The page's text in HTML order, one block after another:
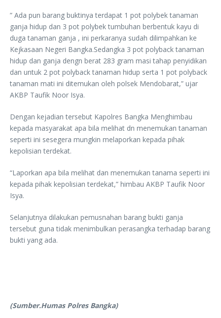
” Ada pun barang buktinya terdapat 1 pot polybek tanaman
ganja hidup dan 3 pot polybek tumbuhan berbentuk kayu di
duga tanaman ganja , ini perkaranya sudah dilimpahkan ke
Kejkasaan Negeri Bangka.Sedangka 3 pot polyback tanaman
hidup dan ganja dengn berat 283 gram masi tahap penyidikan
dan untuk 2 pot polyback tanaman hidup serta 1 pot polyback
tanaman mati ini ditemukan oleh polsek Mendobarat,” ujar
AKBP Taufik Noor Isya.
Dengan kejadian tersebut Kapolres Bangka Menghimbau
kepada masyarakat apa bila melihat dn menemukan tanaman
seperti ini sesegera mungkin melaporkan kepada pihak
kepolisian terdekat.
“Laporkan apa bila melihat dan menemukan tanama seperti ini
kepada pihak kepolisian terdekat,” himbau AKBP Taufik Noor
Isya.
Selanjutnya dilakukan pemusnahan barang bukti ganja
tersebut guna tidak menimbulkan perasangka terhadap barang
bukti yang ada.
(Sumber.Humas Polres Bangka)